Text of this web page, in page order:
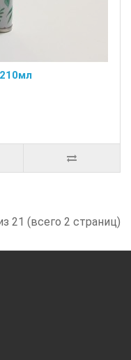
21 (всего 2 страниц)